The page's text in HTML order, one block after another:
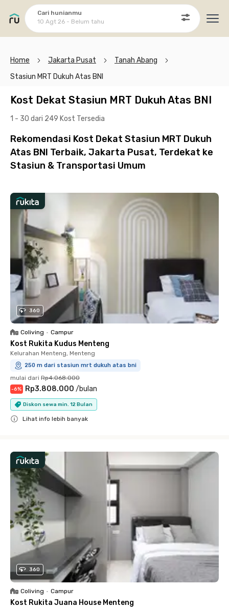
Cari hunianmu
10 Agt 26 - Belum tahu
Home Jakarta Pusat
Tanah Abang
Stasiun MRT Dukuh Atas BNI
Kost Dekat Stasiun MRT Dukuh Atas BNI
1 - 30 dari 249 Kost Tersedia
Rekomendasi Kost Dekat Stasiun MRT Dukuh
Atas BNI Terbaik, Jakarta Pusat, Terdekat ke
Stasiun & Transportasi Umum
360
Coliving • Campur
Kost Rukita Kudus Menteng
Kelurahan Menteng, Menteng
250 m dari stasiun mrt dukuh atas bni
mulai dari Rp4.068.000
-6% Rp3.808.000 /bulan
Diskon sewa min. 12 Bulan
Lihat info lebih banyak
360
Coliving • Campur
Kost Rukita Juana House Menteng